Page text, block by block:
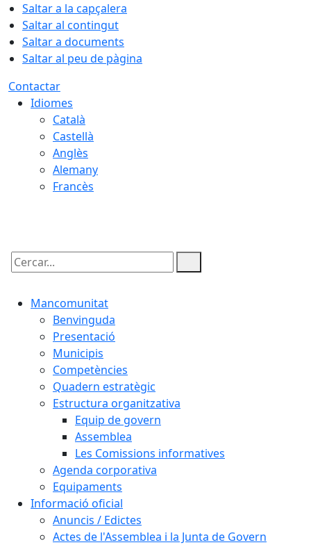
Saltar a la capçalera
Saltar al contingut
Saltar a documents
Saltar al peu de pàgina
Contactar
Idiomes
Català
Castellà
Anglès
Alemany
Francès
Cercar:
Mancomunitat
Benvinguda
Presentació
Municipis
Competències
Quadern estratègic
Estructura organitzativa
Equip de govern
Assemblea
Les Comissions informatives
Agenda corporativa
Equipaments
Informació oficial
Anuncis / Edictes
Actes de l'Assemblea i la Junta de Govern